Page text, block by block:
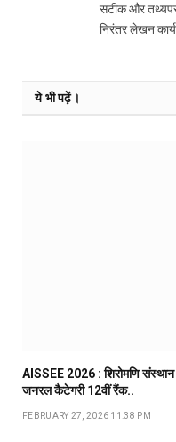
सटीक और
निरंतर लेखन
ये भी पढ़ें।
AISSEE 2026 : शिरोमणि संस्थान
जनरल कैटेगरी 12वीं रैंक..
FEBRUARY 27, 2026 11:38 PM